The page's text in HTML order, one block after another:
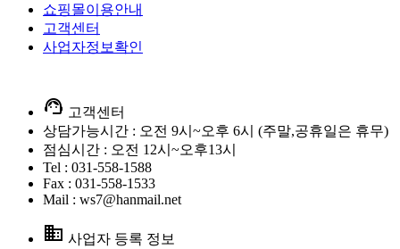
쇼핑몰이용안내
고객센터
사업자정보확인
support_agent 고객센터
상담가능시간 : 오전 9시~오후 6시 (주말,공휴일은 휴무)
점심시간 : 오전 12시~오후13시
Tel : 031-558-1588
Fax : 031-558-1533
Mail : ws7@hanmail.net
business 사업자 등록 정보